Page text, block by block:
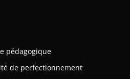
pédagogique
de perfectionnement